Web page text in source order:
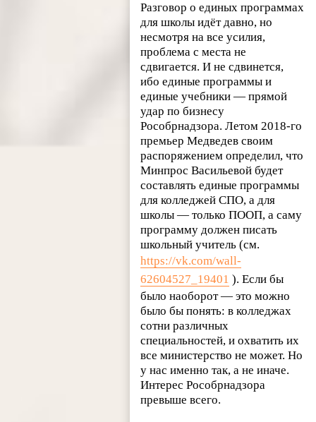
Разговор о единых программах
для школы идёт давно, но
несмотря на все усилия,
проблема с места не
сдвигается. И не сдвинется,
ибо единые программы и
единые учебники — прямой
удар по бизнесу
Рособрнадзора. Летом 2018-го
премьер Медведев своим
распоряжением определил, что
Минпрос Васильевой будет
составлять единые программы
для колледжей СПО, а для
школы — только ПООП, а саму
программу должен писать
школьный учитель (см.
https://vk.com/wall-
62604527_19401 ). Если бы
было наоборот — это можно
было бы понять: в колледжах
сотни различных
специальностей, и охватить их
все министерство не может. Но
у нас именно так, а не иначе.
Интерес Рособрнадзора
превыше всего.